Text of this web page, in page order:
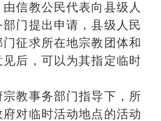
信教公民代表向县级人
门提出申请，县级人民
征求所在地宗教团体和
见后，可以为其指定临时
教事务部门指导下，所
对临时活动地点的活动